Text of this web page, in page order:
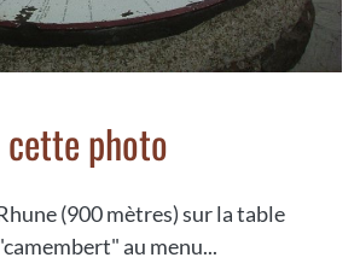
photo
(900 mètres) sur la table
au menu...